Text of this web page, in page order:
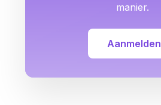
manier.
Aanmelden